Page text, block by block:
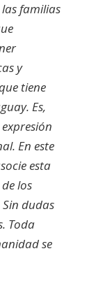
familias
y
tiene
Es,
En este
esta
los
dudas
Toda
se